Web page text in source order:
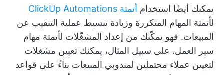
يمكنك أيضًا استخدام أتمتة ClickUp Automations
لأتمتة المهام المتكررة وزيادة تبسيط عملية التنقيب عن
المبيعات. فهو يمكّنك من إعداد المشغّلات لأتمتة مهام
سير العمل. على سبيل المثال، يمكنك تعيين مشغلات
لتعيين عملاء محتملين لمندوبي المبيعات بناءً على قواعد